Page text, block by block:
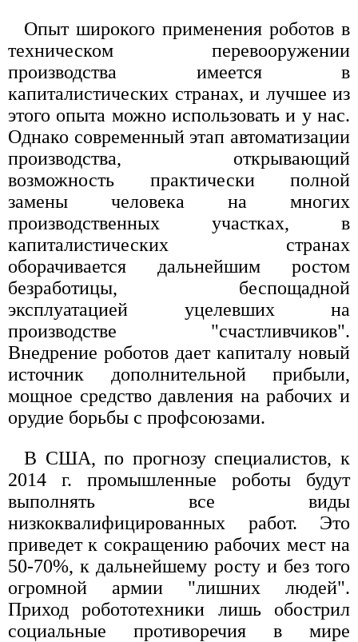
Опыт широкого применения роботов в
техническом перевооружении
производства имеется в
капиталистических странах, и лучшее из
этого опыта можно использовать и у нас.
Однако современный этап автоматизации
производства, открывающий
возможность практически полной
замены человека на многих
производственных участках, в
капиталистических странах
оборачивается дальнейшим ростом
безработицы, беспощадной
эксплуатацией уцелевших на
производстве "счастливчиков".
Внедрение роботов дает капиталу новый
источник дополнительной прибыли,
мощное средство давления на рабочих и
орудие борьбы с профсоюзами.
В США, по прогнозу специалистов, к
2014 г. промышленные роботы будут
выполнять все виды
низкоквалифицированных работ. Это
приведет к сокращению рабочих мест на
50-70%, к дальнейшему росту и без того
огромной армии "лишних людей".
Приход робототехники лишь обострил
социальные противоречия в мире